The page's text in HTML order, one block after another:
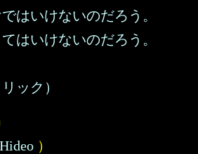
はいけないのだろう。
はいけないのだろう。
ック）
）